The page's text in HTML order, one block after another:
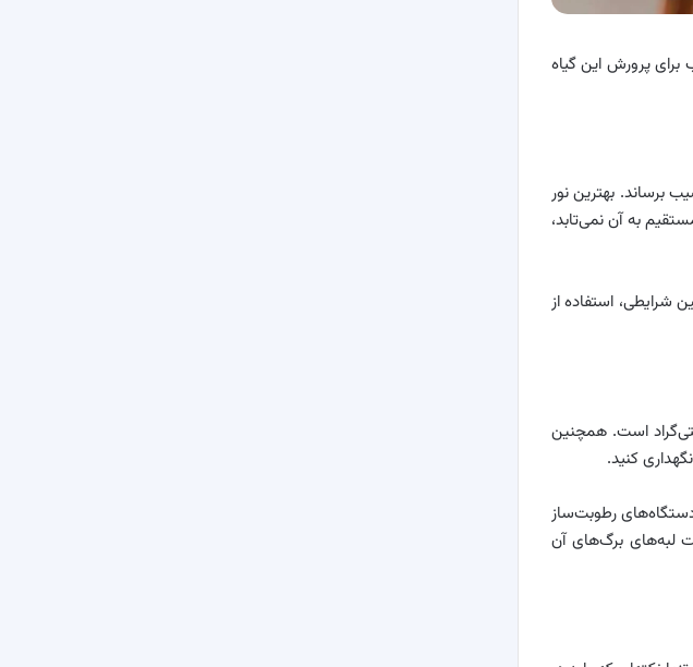
پرورش این گیاه
برساند. بهترین نور
به آن نمی‌تابد،
شرایطی، استفاده از
نیاز دارد. دمای ایده‌آل برای این گیاه بین ۱۸ تا ۲۴ درجه سانتی‌گراد است. همچنین
رطوبت‌ساز
لبه‌های برگ‌های آن